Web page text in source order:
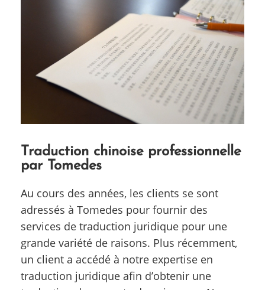
Traduction chinoise professionnelle
par Tomedes
Au cours des années, les clients se sont
adressés à Tomedes pour fournir des
services de traduction juridique pour une
grande variété de raisons. Plus récemment,
un client a accédé à notre expertise en
traduction juridique afin d’obtenir une